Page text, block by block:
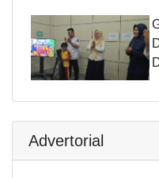
Advertorial